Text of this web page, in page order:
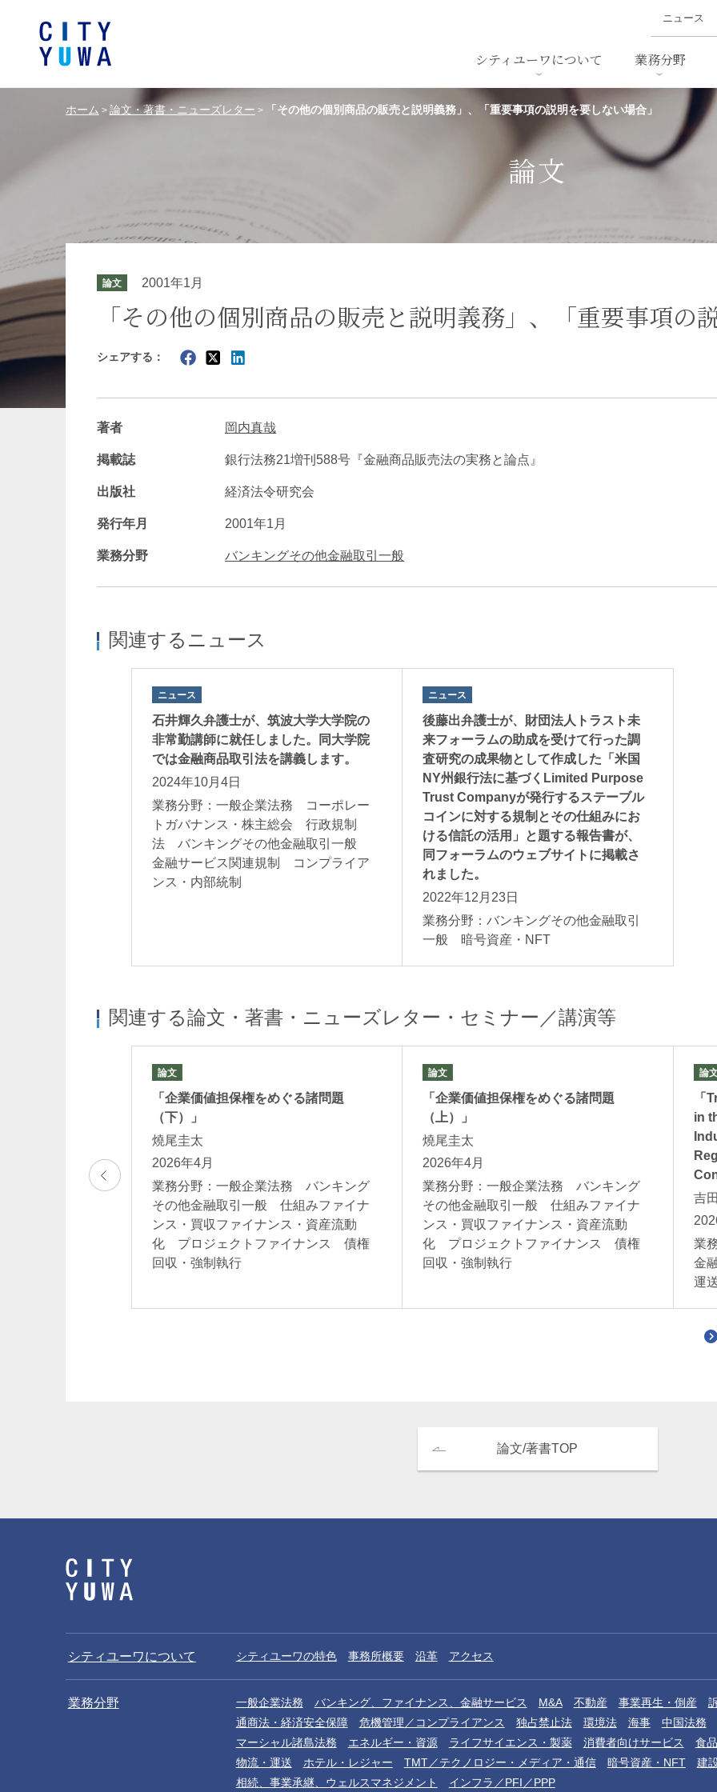
シティユーワについて
沿革
業務分野
M&A
危機管理／コンプライアンス
エネルギー・資源 ライフサイエンス・製薬 消費者向けサービス
暗号資産・NFT 建設・建築
セミナー/講演等 ニュ
法律用語集
スタッフ採用
ニュース
ホーム > 論文・著書・ニューズレター > 「その他の個別商品の販売と説明義務」、「重要事項の説明を要しない場合」
論文
論文 2001年1月
「その他の個別商品の販売と説明義務」、「重要事項の
シェアする：
著者 岡内真哉
掲載誌 銀行法務21増刊588号『金融商品販売法の実務と論点』
出版社 経済法令研究会
発行年月 2001年1月
業務分野 バンキングその他金融取引一般
関連するニュース
ニュース
石井輝久弁護士が、筑波大学大学院の
非常勤講師に就任しました。同大学院
では金融商品取引法を講義します。
2024年10月4日
業務分野：一般企業法務 コーポレー
トガバナンス・株主総会 行政規制
法 バンキングその他金融取引一般
金融サービス関連規制 コンプライア
ンス・内部統制
ニュース
後藤出弁護士が、財団法人トラスト未
来フォーラムの助成を受けて行った調
査研究の成果物として作成した「米国
NY州銀行法に基づくLimited Purpose
Trust Companyが発行するステーブル
コインに対する規制とその仕組みにお
ける信託の活用」と題する報告書が、
同フォーラムのウェブサイトに掲載さ
れました。
2022年12月23日
業務分野：バンキングその他金融取引
一般 暗号資産・NFT
関連する論文・著書・ニューズレター・セミナー／講演等
論文
「企業価値担保権をめぐる諸問題
（下）」
燒尾圭太
2026年4月
業務分野：一般企業法務 バンキング
その他金融取引一般 仕組みファイナ
ンス・買収ファイナンス・資産流動
化 プロジェクトファイナンス 債権
回収・強制執行
論文
「企業価値担保権をめぐる諸問題
（上）」
燒尾圭太
2026年4月
業務分野：一般企業法務 バンキング
その他金融取引一般 仕組みファイナ
ンス・買収ファイナンス・資産流動
化 プロジェクトファイナンス 債権
回収・強制執行
論
「
in
吉
業
金
運
論文/著書TOP
シティユーワについて シティユーワの特色 事務所概要 沿革 アクセス
業務分野 一般企業法務 バンキング、ファイナンス、金融サービス M&A 不動産 事業再生・倒産
通商法・経済安全保障
危機管理／コンプライアンス 独占禁止法 環境法 海事
中国法務
マーシャル諸島法務
エネルギー・資源 ライフサイエンス・製薬 消費者向けサービス
食品
物流・運送
ホテル・レジャー TMT／テクノロジー・メディア・通信 暗号資産・NFT
建
相続、事業承継、ウェルスマネジメント
インフラ／PFI／PPP